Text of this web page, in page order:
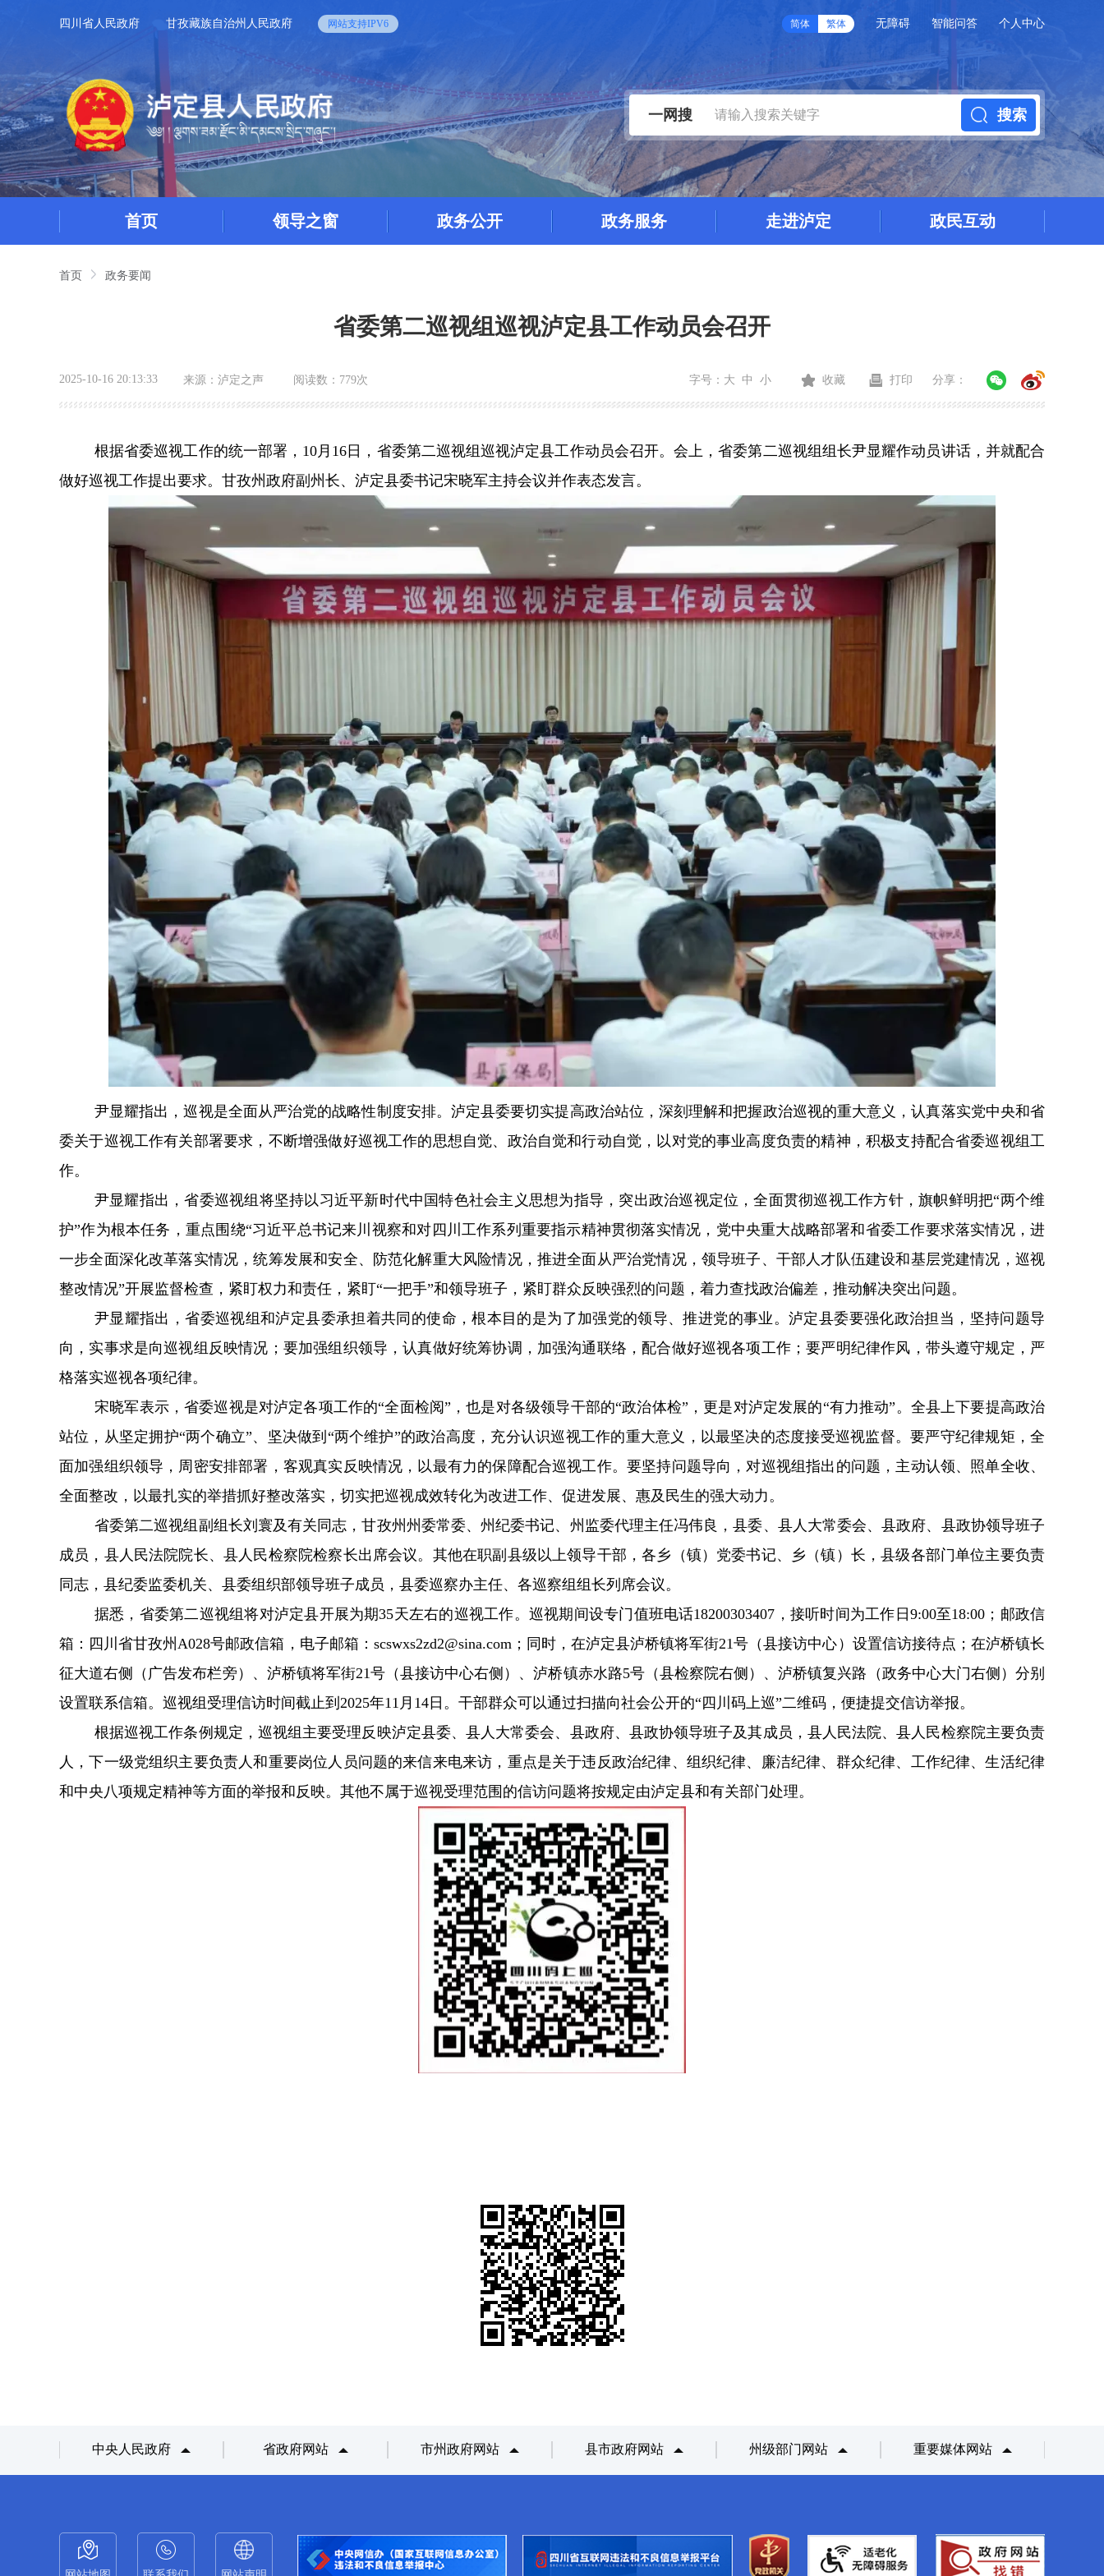
四川省人民政府 甘孜藏族自治州人民政府 网站支持IPV6 简体 繁体 无障碍 智能问答 个人中心
一网搜 搜索
首页 领导之窗 政务公开 政务服务 走进泸定 政民互动
首页 政务要闻
省委第二巡视组巡视泸定县工作动员会召开
2025-10-16 20:13:33 来源： 泸定之声 阅读数： 779次 字号： 大 中 小 收藏 打印 分享：
根据省委巡视工作的统一部署，10月16日，省委第二巡视组巡视泸定县工作动员会召开。会上，省委第二巡视组组长尹显耀作动员讲话，并就配合
做好巡视工作提出要求。甘孜州政府副州长、泸定县委书记宋晓军主持会议并作表态发言。
尹显耀指出，巡视是全面从严治党的战略性制度安排。泸定县委要切实提高政治站位，深刻理解和把握政治巡视的重大意义，认真落实党中央和省
委关于巡视工作有关部署要求，不断增强做好巡视工作的思想自觉、政治自觉和行动自觉，以对党的事业高度负责的精神，积极支持配合省委巡视组工
作。
尹显耀指出，省委巡视组将坚持以习近平新时代中国特色社会主义思想为指导，突出政治巡视定位，全面贯彻巡视工作方针，旗帜鲜明把“两个维
护”作为根本任务，重点围绕“习近平总书记来川视察和对四川工作系列重要指示精神贯彻落实情况，党中央重大战略部署和省委工作要求落实情况，进
一步全面深化改革落实情况，统筹发展和安全、防范化解重大风险情况，推进全面从严治党情况，领导班子、干部人才队伍建设和基层党建情况，巡视
整改情况”开展监督检查，紧盯权力和责任，紧盯“一把手”和领导班子，紧盯群众反映强烈的问题，着力查找政治偏差，推动解决突出问题。
尹显耀指出，省委巡视组和泸定县委承担着共同的使命，根本目的是为了加强党的领导、推进党的事业。泸定县委要强化政治担当，坚持问题导
向，实事求是向巡视组反映情况；要加强组织领导，认真做好统筹协调，加强沟通联络，配合做好巡视各项工作；要严明纪律作风，带头遵守规定，严
格落实巡视各项纪律。
宋晓军表示，省委巡视是对泸定各项工作的“全面检阅”，也是对各级领导干部的“政治体检”，更是对泸定发展的“有力推动”。全县上下要提高政治
站位，从坚定拥护“两个确立”、坚决做到“两个维护”的政治高度，充分认识巡视工作的重大意义，以最坚决的态度接受巡视监督。要严守纪律规矩，全
面加强组织领导，周密安排部署，客观真实反映情况，以最有力的保障配合巡视工作。要坚持问题导向，对巡视组指出的问题，主动认领、照单全收、
全面整改，以最扎实的举措抓好整改落实，切实把巡视成效转化为改进工作、促进发展、惠及民生的强大动力。
省委第二巡视组副组长刘寰及有关同志，甘孜州州委常委、州纪委书记、州监委代理主任冯伟良，县委、县人大常委会、县政府、县政协领导班子
成员，县人民法院院长、县人民检察院检察长出席会议。其他在职副县级以上领导干部，各乡（镇）党委书记、乡（镇）长，县级各部门单位主要负责
同志，县纪委监委机关、县委组织部领导班子成员，县委巡察办主任、各巡察组组长列席会议。
据悉，省委第二巡视组将对泸定县开展为期35天左右的巡视工作。巡视期间设专门值班电话18200303407，接听时间为工作日9:00至18:00；邮政信
箱：四川省甘孜州A028号邮政信箱，电子邮箱：scswxs2zd2@sina.com；同时，在泸定县泸桥镇将军街21号（县接访中心）设置信访接待点；在泸桥镇长
征大道右侧（广告发布栏旁）、泸桥镇将军街21号（县接访中心右侧）、泸桥镇赤水路5号（县检察院右侧）、泸桥镇复兴路（政务中心大门右侧）分别
设置联系信箱。巡视组受理信访时间截止到2025年11月14日。干部群众可以通过扫描向社会公开的“四川码上巡”二维码，便捷提交信访举报。
根据巡视工作条例规定，巡视组主要受理反映泸定县委、县人大常委会、县政府、县政协领导班子及其成员，县人民法院、县人民检察院主要负责
人，下一级党组织主要负责人和重要岗位人员问题的来信来电来访，重点是关于违反政治纪律、组织纪律、廉洁纪律、群众纪律、工作纪律、生活纪律
和中央八项规定精神等方面的举报和反映。其他不属于巡视受理范围的信访问题将按规定由泸定县和有关部门处理。
中央人民政府 省政府网站 市州政府网站 县市政府网站 州级部门网站 重要媒体网站